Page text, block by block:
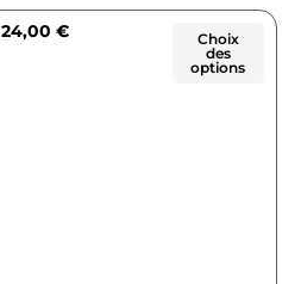
24,00 €
Choix
des
options